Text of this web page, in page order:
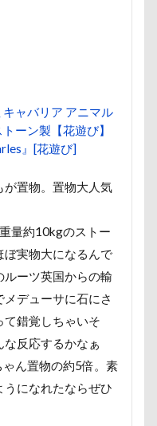
ャバリア アニマル
ーン製【花遊び】
』[花遊び]
が置物。置物大人気
量約10kgのストー
ぼ実物大になるんで
ルーツ英国からの輸
デューサに石にさ
て錯覚しちゃいそ
反応するかなぁ
ん置物の約5倍。素
になれたならぜひ
茶花
物
立山町
ステーキレストラン un
糸満市
移動中
王
粗相
ル
羽咋市
耳掃除嫌い
耳掃除
群馬県
紅梅
置物
絵皿
くん
紫陽花